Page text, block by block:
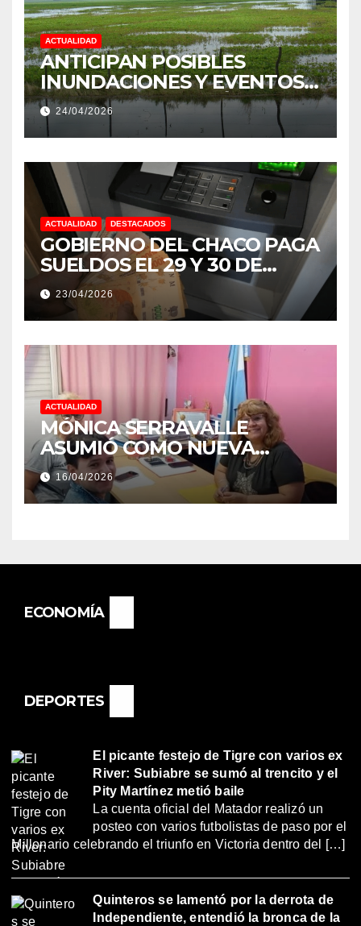
ACTUALIDAD
ANTICIPAN POSIBLES
INUNDACIONES Y EVENTOS
EXTREMOS: “PODRÍA SER UN
NIÑO MUY IMPORTANTE”
24/04/2026
ACTUALIDAD DESTACADOS
GOBIERNO DEL CHACO PAGA
SUELDOS EL 29 Y 30 DE
ABRIL, CON EL 2% DE
AUMENTO
23/04/2026
ACTUALIDAD
MÓNICA SERRAVALLE
ASUMIÓ COMO NUEVA
DIRECTORA DEL E.E.S. N° 82
«RENÉ FAVALORO» DE
BASAIL.
16/04/2026
ECONOMÍA
DEPORTES
El picante festejo de Tigre con varios ex
River: Subiabre se sumó al trencito y el
Pity Martínez metió baile
La cuenta oficial del Matador realizó un
posteo con varios futbolistas de paso por el
Millonario celebrando el triunfo en Victoria dentro del […]
Quinteros se lamentó por la derrota de
Independiente, entendió la bronca de la